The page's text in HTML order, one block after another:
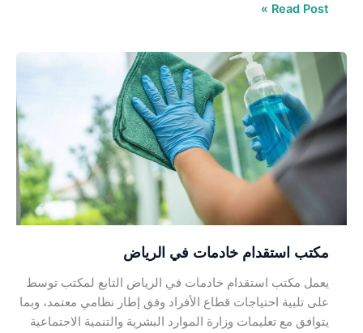
Read Post »
مكتب استقدام خادمات في الرياض
يعمل مكتب استقدام خادمات في الرياض التابع لمكتب توسط
على تلبية احتياجات قطاع الأفراد وفق إطار نظامي معتمد، وبما
يتوافق مع تعليمات وزارة الموارد البشرية والتنمية الاجتماعية
مكتب
استقدام
خادمات
في
الرياض